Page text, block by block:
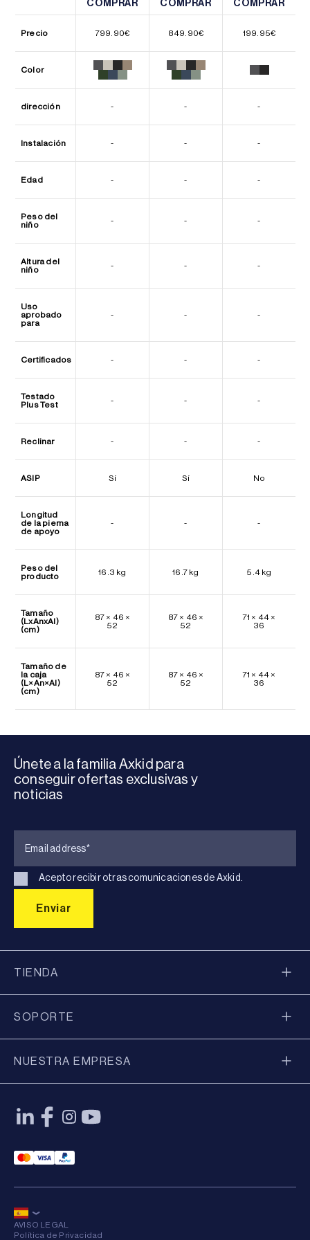
COMPRAR
COMPRAR
COMPRAR
COMPRAR
COMPRAR
COMPRAR
Precio 799.90€ 849.90€ 199.95€
Color
dirección - - -
Instalación - - -
Edad - - -
Peso del
niño
- - -
Altura del
niño
- - -
Uso
aprobado
para
- - -
Certificados - - -
Testado
Plus Test
- - -
Reclinar - - -
ASIP Sí Sí No
Longitud
de la pierna
de apoyo
- - -
Peso del
producto
16.3 kg 16.7 kg 5.4 kg
Tamaño
(LxAnxAl)
(cm)
87 × 46 ×
52
87 × 46 ×
52
71 × 44 ×
36
Tamaño de
la caja
(L×An×Al)
(cm)
87 × 46 ×
52
87 × 46 ×
52
71 × 44 ×
36
Únete a la familia Axkid para
conseguir ofertas exclusivas y
noticias
Acepto recibir otras comunicaciones de Axkid.
TIENDA
SOPORTE
NUESTRA EMPRESA
Mastercard Payment
Visa Payment
Paypal Payment
AVISO LEGAL
Política de Privacidad